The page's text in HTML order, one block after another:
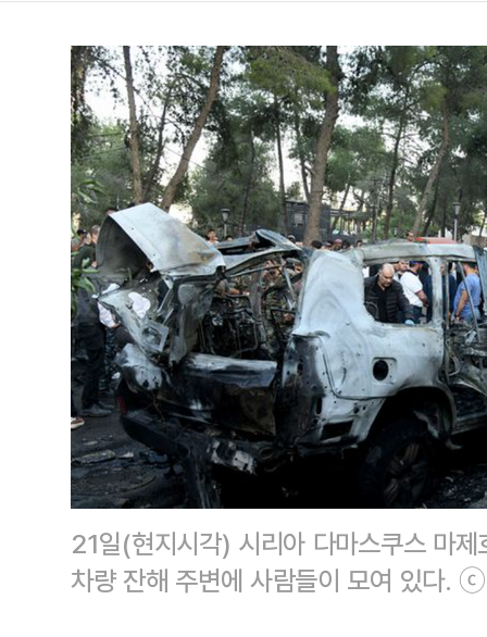
21일(현지시각) 시리아 다마스쿠스 마
차량 잔해 주변에 사람들이 모여 있다.